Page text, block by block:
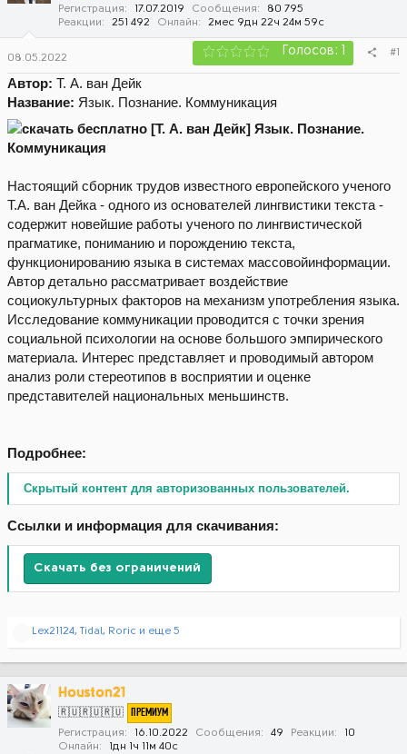
а
л
а
Регистрация 17.07.2019 Сообщения
80 795
Реакции
251 492 Онлайн 2мес 9дн 22ч 24м 59с
08.05.2022 Голосов: 1 #1
Автор: Т. А. ван Дейк
Название: Язык. Познание. Коммуникация
Настоящий сборник трудов известного европейского ученого
Т.А. ван Дейка - одного из основателей лингвистики текста -
содержит новейшие работы ученого по лингвистической
прагматике, пониманию и порождению текста,
функционированию языка в системах массовойинформации.
Автор детально рассматривает воздействие
социокультурных факторов на механизм употребления языка.
Исследование коммуникации проводится с точки зрения
социальной психологии на основе большого эмпирического
материала. Интерес представляет и проводимый автором
анализ роли стереотипов в восприятии и оценке
представителей национальных меньшинств.
Подробнее:
Скрытый контент для авторизованных пользователей.
Ссылки и информация для скачивания:
Скачать без ограничений
Р
ц
и
и
Lex21124, Tidal, Roric и еще 5
Houston21
🇷🇺🇷🇺🇷🇺 ПРЕМИУМ
Регистрация 16.10.2022 Сообщения 49 Реакции
10
Онлайн
1дн 1ч 11м 40с